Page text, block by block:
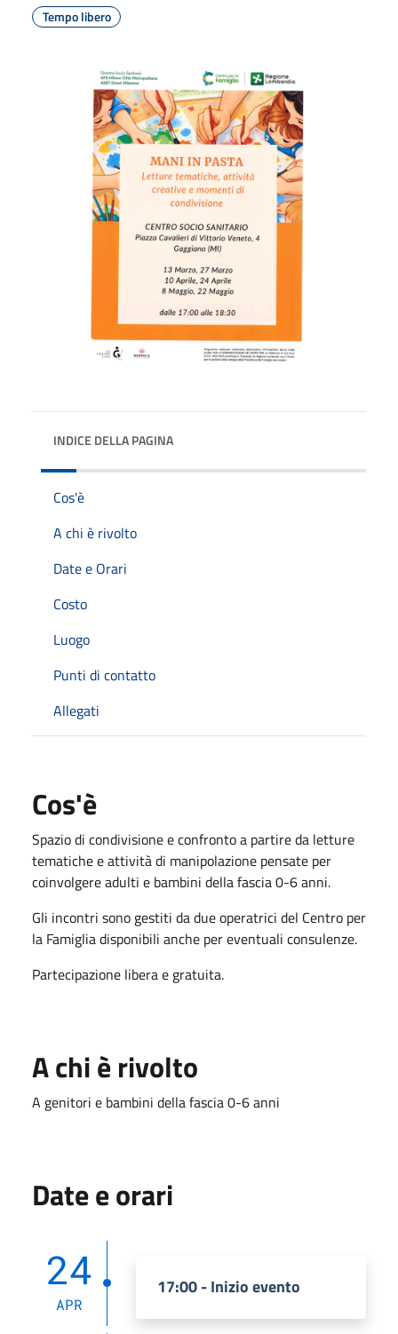
Tempo libero
INDICE DELLA PAGINA
Cos'è
A chi è rivolto
Date e Orari
Costo
Luogo
Punti di contatto
Allegati
Cos'è
Spazio di condivisione e confronto a partire da letture
tematiche e attività di manipolazione pensate per
coinvolgere adulti e bambini della fascia 0-6 anni.
Gli incontri sono gestiti da due operatrici del Centro per
la Famiglia disponibili anche per eventuali consulenze.
Partecipazione libera e gratuita.
A chi è rivolto
A genitori e bambini della fascia 0-6 anni
Date e orari
24
APR
17:00 - Inizio evento